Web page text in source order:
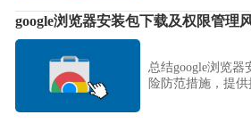
审计高风险扩展
前提下，构建一
google浏览器安装包下载及权限管理
总结google浏览器
险防范措施，提